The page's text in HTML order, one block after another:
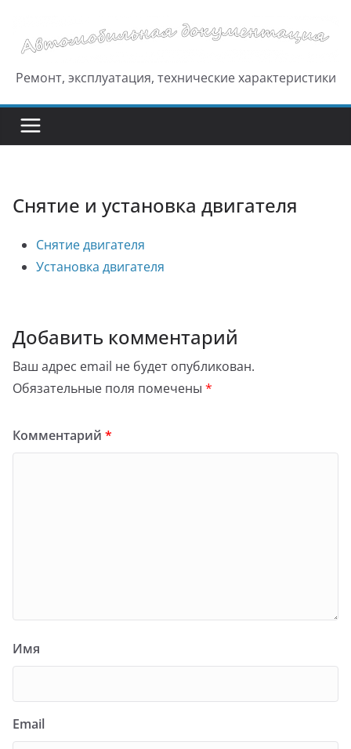
содержимому
Ремонт, эксплуатация, технические характеристики
Снятие и установка двигателя
Снятие двигателя
Установка двигателя
Добавить комментарий
Ваш адрес email не будет опубликован.
Обязательные поля помечены *
Комментарий *
Имя
Email